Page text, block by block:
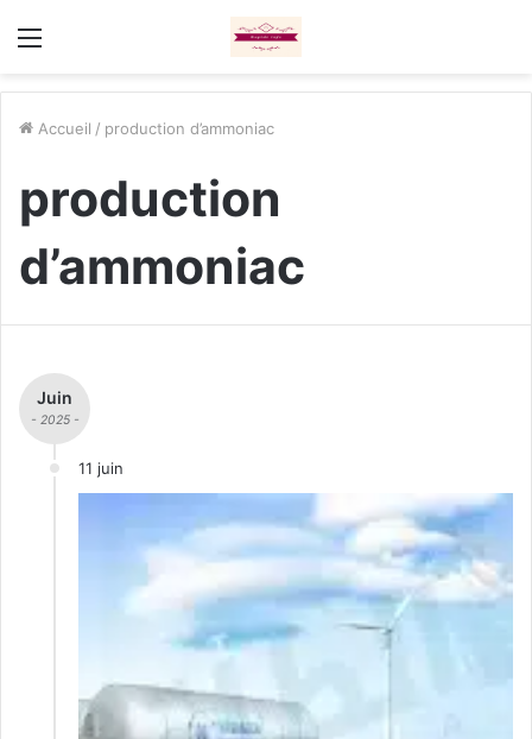
Menu
Accueil / production d’ammoniac
production
d’ammoniac
Juin
- 2025 -
11 juin